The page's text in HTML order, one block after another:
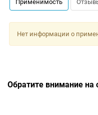
Применимость
Нет информации о
Обратите внимание